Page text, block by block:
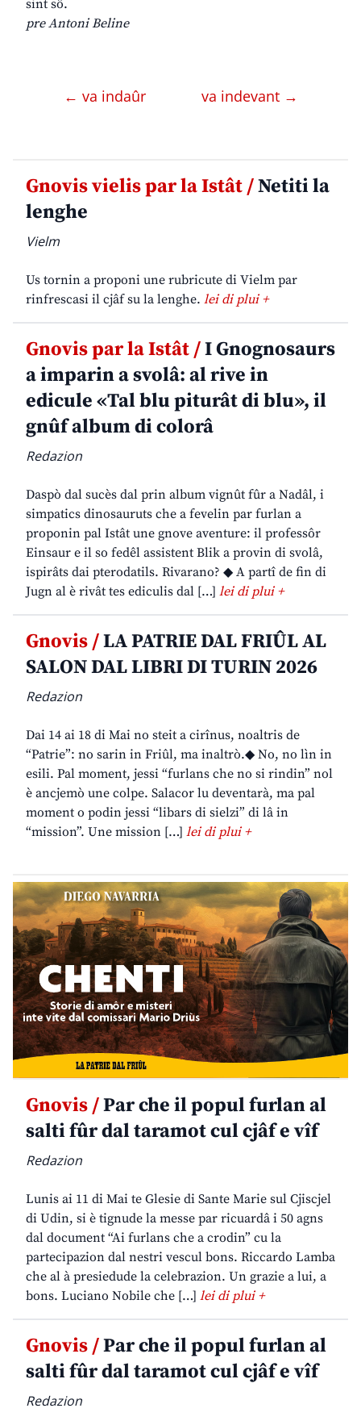
sint sô.
pre Antoni Beline
← va indaûr va indevant →
Gnovis vielis par la Istât /Netiti la
lenghe
Vielm
Us tornin a proponi une rubricute di Vielm par
rinfrescasi il cjâf su la lenghe. lei di plui +
Gnovis par la Istât /I Gnognosaurs
a imparin a svolâ: al rive in
edicule «Tal blu piturât di blu», il
gnûf album di colorâ
Redazion
Daspò dal sucès dal prin album vignût fûr a Nadâl, i
simpatics dinosauruts che a fevelin par furlan a
proponin pal Istât une gnove aventure: il professôr
Einsaur e il so fedêl assistent Blik a provin di svolâ,
ispirâts dai pterodatils. Rivarano? ◆ A partî de fin di
Jugn al è rivât tes ediculis dal […] lei di plui +
Gnovis /LA PATRIE DAL FRIÛL AL
SALON DAL LIBRI DI TURIN 2026
Redazion
Dai 14 ai 18 di Mai no steit a cirînus, noaltris de
“Patrie”: no sarin in Friûl, ma inaltrò.◆ No, no lìn in
esili. Pal moment, jessi “furlans che no si rindin” nol
è ancjemò une colpe. Salacor lu deventarà, ma pal
moment o podin jessi “libars di sielzi” di lâ in
“mission”. Une mission […] lei di plui +
Gnovis /Par che il popul furlan al
salti fûr dal taramot cul cjâf e vîf
Redazion
Lunis ai 11 di Mai te Glesie di Sante Marie sul Cjiscjel
di Udin, si è tignude la messe par ricuardâ i 50 agns
dal document “Ai furlans che a crodin” cu la
partecipazion dal nestri vescul bons. Riccardo Lamba
che al à presiedude la celebrazion. Un grazie a lui, a
bons. Luciano Nobile che […] lei di plui +
Gnovis /Par che il popul furlan al
salti fûr dal taramot cul cjâf e vîf
Redazion